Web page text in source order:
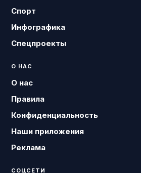
Спорт
Инфографика
Спецпроекты
О НАС
О нас
Правила
Конфиденциальность
Наши приложения
Реклама
СОЦСЕТИ